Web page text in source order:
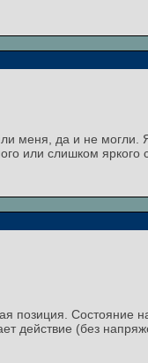
меня, да и не могли.
или слишком
позиция. Состояние
действие (без